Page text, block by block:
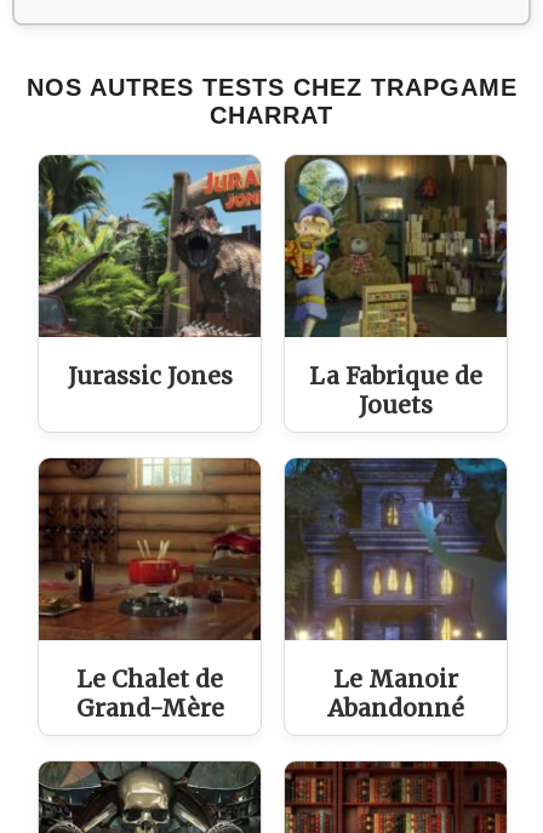
NOS AUTRES TESTS CHEZ TRAPGAME
CHARRAT
Jurassic Jones
La Fabrique de
Jouets
Le Chalet de
Grand-Mère
Le Manoir
Abandonné